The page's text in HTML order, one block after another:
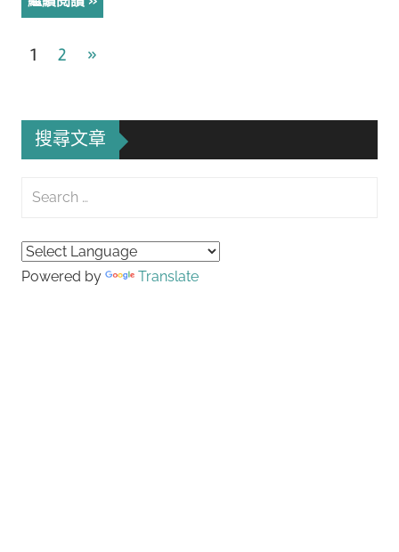
文
導
覽
1 2
Next
»
搜尋文章
Search
Powered by Translate